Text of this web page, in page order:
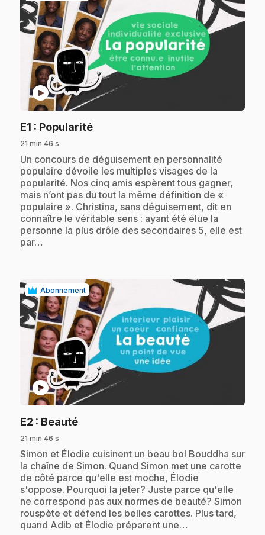
play_circle
E1 : Popularité.
21 min 46 s
.Un concours de déguisement en personnalité
populaire dévoile les multiples visages de la
popularité. Nos cinq amis espèrent tous gagner,
mais n’ont pas du tout la même définition de «
populaire ». Christina, sans déguisement, dit en
connaître le véritable sens : ayant été élue la
personne la plus drôle des secondaires 5, elle est
par…
Abonnement
play_circle
E2 : Beauté.
21 min 46 s
.Simon et Élodie cuisinent un beau bol Bouddha sur
la chaîne de Simon. Quand Simon met une carotte
de côté parce qu'elle est moche, Élodie
s'oppose. Pourquoi la jeter? Juste parce qu'elle
ne correspond pas aux normes de beauté? Simon
rouspète et défend les belles carottes. Plus tard,
quand Adib et Élodie préparent une…